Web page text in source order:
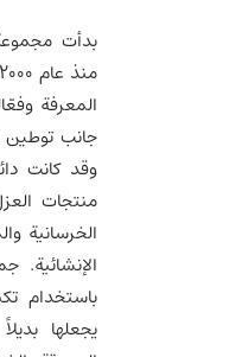
المعرفة
جانب توطين
وقد كانت
منتجات
الخرسانية
باستخدام
يجعلها